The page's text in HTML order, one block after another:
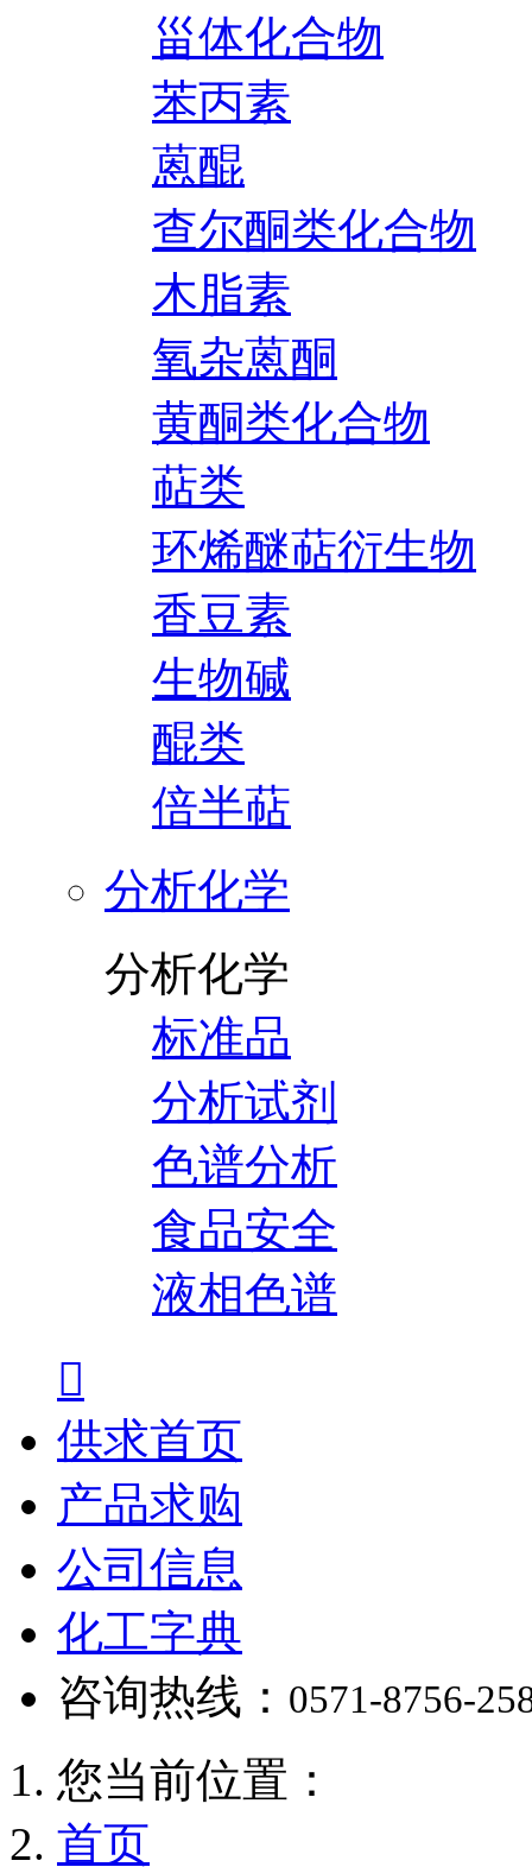
甾体化合物
苯丙素
蒽醌
查尔酮类化合物
木脂素
氧杂蒽酮
黄酮类化合物
萜类
环烯醚萜衍生物
香豆素
生物碱
醌类
倍半萜
分析化学
分析化学
标准品
分析试剂
色谱分析
食品安全
液相色谱

供求首页
产品求购
公司信息
化工字典
咨询热线： 0571-8756-
您当前位置：
首页